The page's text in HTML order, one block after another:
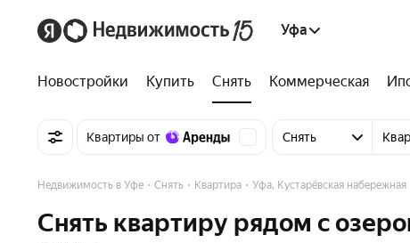
Уфа
Новостройки Купить Снять Коммерческая
Квартиры от Снять
Недвижимость в Уфе Снять Квартира Уфа, Кустарёвская набережная
Снять квартиру рядом с